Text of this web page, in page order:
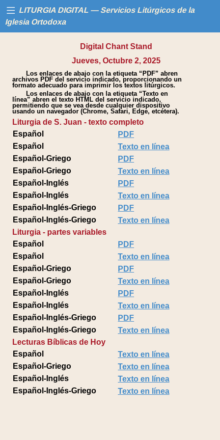
LITURGIA DIGITAL — Servicios Litúrgicos de la
Iglesia Ortodoxa
Libros
Calendario
Ayuda
Digital Chant Stand
Jueves, Octubre 2, 2025
Los enlaces de abajo con la etiqueta “PDF” abren
archivos PDF del servicio indicado, proporcionando un
formato adecuado para imprimir los textos litúrgicos.
Los enlaces de abajo con la etiqueta “Texto en
línea” abren el texto HTML del servicio indicado,
permitiendo que se vea desde cualquier dispositivo
usando un navegador (Chrome, Safari, Edge, etcétera).
Liturgia de S. Juan - texto completo
Español
PDF
Español
Texto en línea
Español-Griego
PDF
Español-Griego
Texto en línea
Español-Inglés
PDF
Español-Inglés
Texto en línea
Español-Inglés-Griego
PDF
Español-Inglés-Griego
Texto en línea
Liturgia - partes variables
Español
PDF
Español
Texto en línea
Español-Griego
PDF
Español-Griego
Texto en línea
Español-Inglés
PDF
Español-Inglés
Texto en línea
Español-Inglés-Griego
PDF
Español-Inglés-Griego
Texto en línea
Lecturas Bíblicas de Hoy
Español
Texto en línea
Español-Griego
Texto en línea
Español-Inglés
Texto en línea
Español-Inglés-Griego
Texto en línea